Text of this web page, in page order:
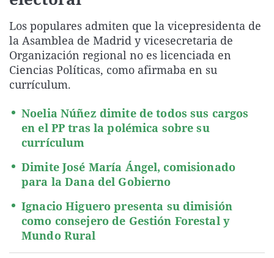
Gente viajera
Como el perro y el
Retornados
Equipo de
Operación Viuda
Galicia
La Rioja
Navarra
Televisión
Elecciones
Los populares admiten que la vicepresidenta de
la Asamblea de Madrid y vicesecretaria de
Organización regional no es licenciada en
Ciencias Políticas, como afirmaba en su
currículum.
Noelia Núñez dimite de todos sus cargos
en el PP tras la polémica sobre su
currículum
Dimite José María Ángel, comisionado
para la Dana del Gobierno
Ignacio Higuero presenta su dimisión
como consejero de Gestión Forestal y
Mundo Rural